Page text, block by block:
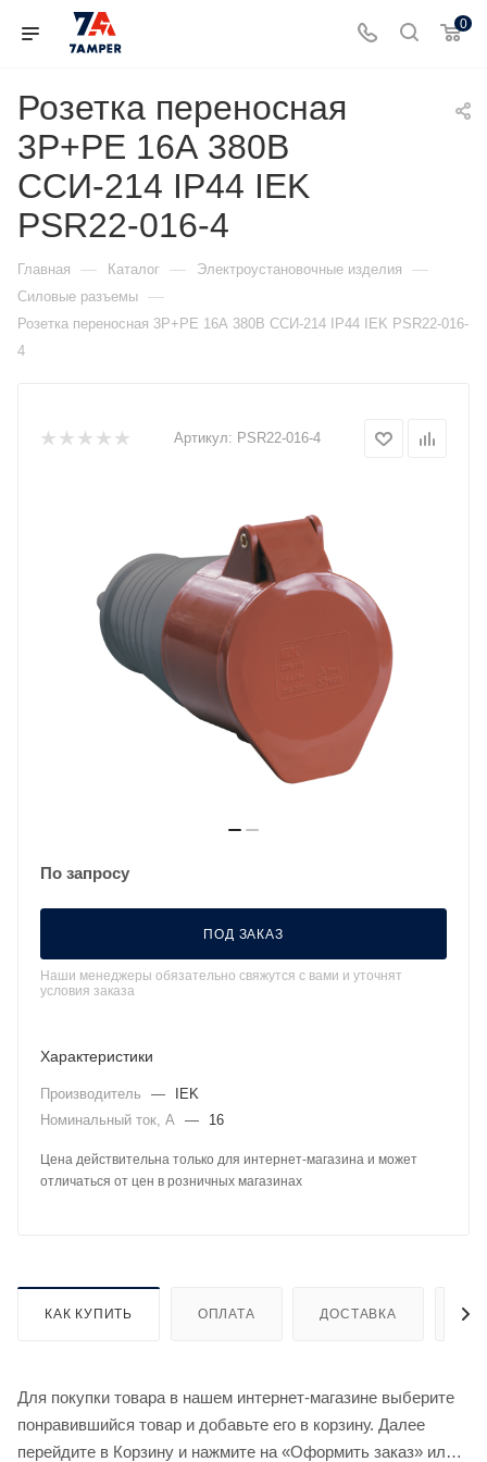
0
Розетка переносная
3P+PЕ 16А 380В
ССИ-214 IP44 IEK
PSR22-016-4
Главная — Каталог — Электроустановочные изделия —
Силовые разъемы —
Розетка переносная 3P+PЕ 16А 380В ССИ-214 IP44 IEK PSR22-016-
4
Артикул: PSR22-016-4
По запросу
ПОД ЗАКАЗ
Наши менеджеры обязательно свяжутся с вами и уточнят
условия заказа
Характеристики
Производитель —
IEK
Номинальный ток, А — 16
Цена действительна только для интернет-магазина и может
отличаться от цен в розничных магазинах
КАК КУПИТЬ ОПЛАТА ДОСТАВКА
Для покупки товара в нашем интернет-магазине выберите
понравившийся товар и добавьте его в корзину. Далее
перейдите в Корзину и нажмите на «Оформить заказ» или